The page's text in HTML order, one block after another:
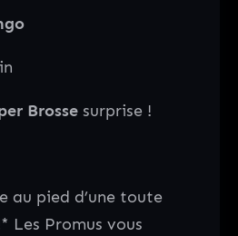
Brosse surprise !
au pied d’une toute
Les Promus vous